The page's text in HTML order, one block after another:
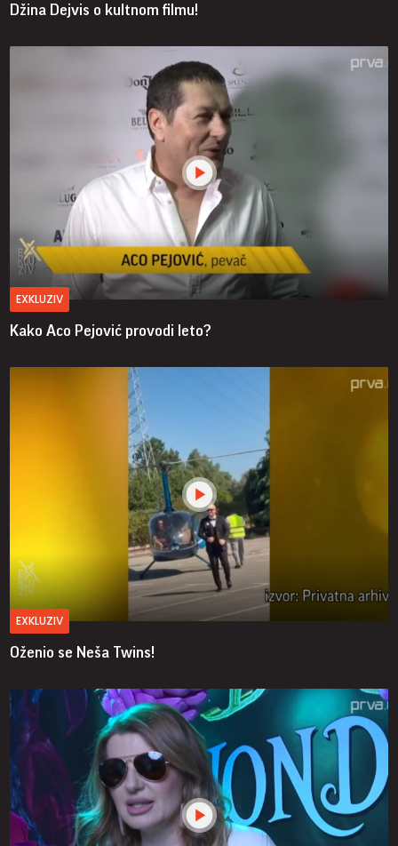
Džina Dejvis o kultnom filmu!
EXKLUZIV
Kako Aco Pejović provodi leto?
EXKLUZIV
Oženio se Neša Twins!